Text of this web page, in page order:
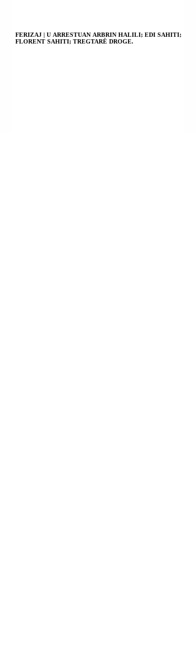
FERIZAJ | U ARRESTUAN ARBRIN HALILI; EDI SAHITI;
FLORENT SAHITI; TREGTARË DROGE.